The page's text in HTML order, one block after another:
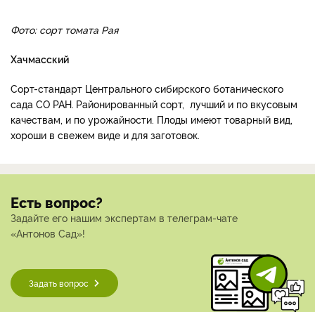
Фото: сорт томата Рая
Хачмасский
Сорт-стандарт Центрального сибирского ботанического
сада СО РАН. Районированный сорт, лучший и по вкусовым
качествам, и по урожайности. Плоды имеют товарный вид,
хороши в свежем виде и для заготовок.
Есть вопрос?
Задайте его нашим экспертам в телеграм-чате
«Антонов Сад»!
Задать вопрос